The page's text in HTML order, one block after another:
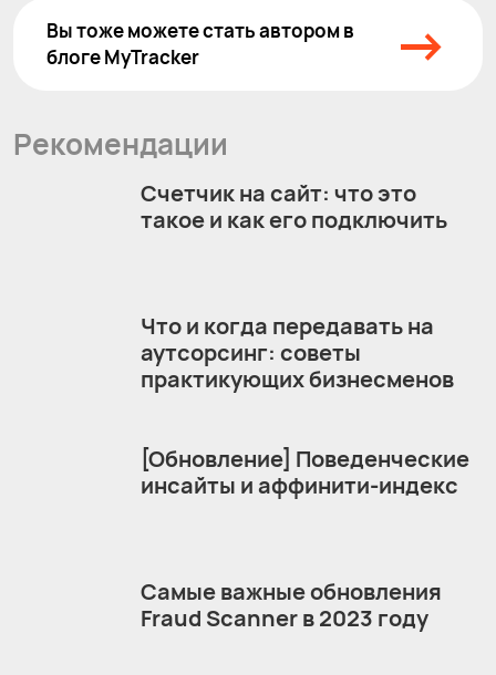
Вы тоже можете стать автором в
блоге MyTracker
→
Рекомендации
Счетчик на сайт: что это
такое и как его подключить
Что и когда передавать на
аутсорсинг: советы
практикующих бизнесменов
[Обновление] Поведенческие
инсайты и аффинити-индекс
Самые важные обновления
Fraud Scanner в 2023 году